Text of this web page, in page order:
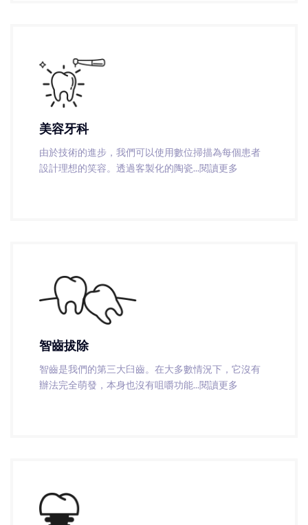
美容牙科
由於技術的進步，我們可以使用數位掃描為每個患者
設計理想的笑容。透過客製化的陶瓷...閱讀更多
智齒拔除
智齒是我們的第三大臼齒。在大多數情況下，它沒有
辦法完全萌發，本身也沒有咀嚼功能...閱讀更多